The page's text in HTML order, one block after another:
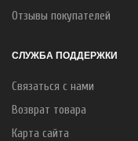
Отзывы покупателей
СЛУЖБА ПОДДЕРЖКИ
Связаться с нами
Возврат товара
Карта сайта